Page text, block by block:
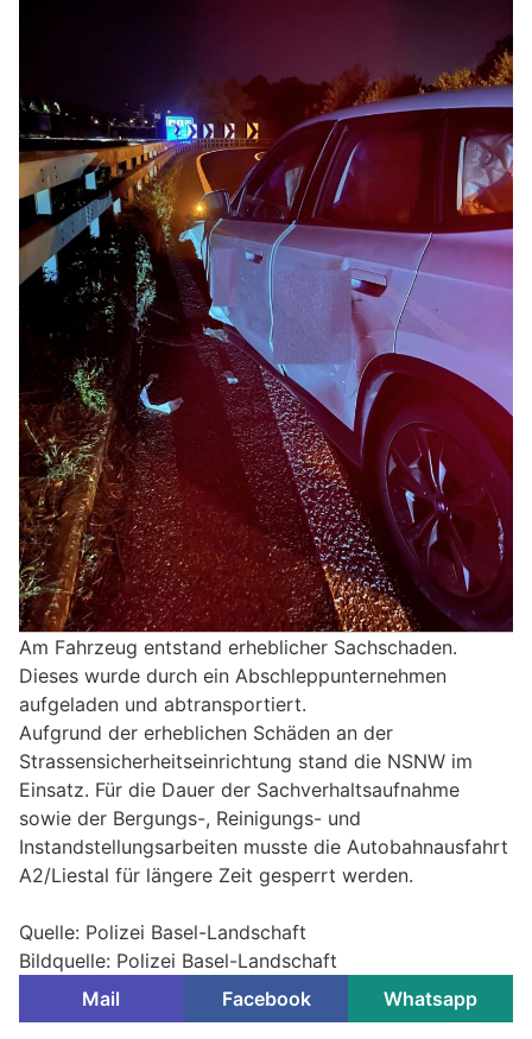
Am Fahrzeug entstand erheblicher Sachschaden.
Dieses wurde durch ein Abschleppunternehmen
aufgeladen und abtransportiert.
Aufgrund der erheblichen Schäden an der
Strassensicherheitseinrichtung stand die NSNW im
Einsatz. Für die Dauer der Sachverhaltsaufnahme
sowie der Bergungs-, Reinigungs- und
Instandstellungsarbeiten musste die Autobahnausfahrt
A2/Liestal für längere Zeit gesperrt werden.
Quelle: Polizei Basel-Landschaft
Bildquelle: Polizei Basel-Landschaft
Mail
Facebook Whatsapp